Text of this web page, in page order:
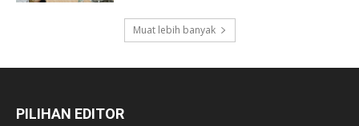
Muat lebih banyak
PILIHAN EDITOR